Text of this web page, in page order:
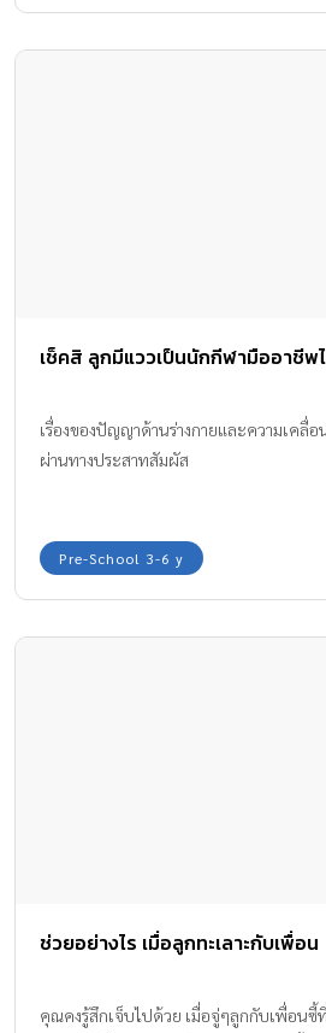
เช็คสิ ลูกมีแววเป็นนักกีฬามืออาชีพ
เรื่องของปัญญาด้านร่างกายและความเคลื่อ
ผ่านทางประสาทสัมผัส
Pre-School 3-6 y
ช่วยอย่างไร เมื่อลูกทะเลาะกับเพื่อน
คุณคงรู้สึกเจ็บไปด้วย เมื่อจู่ๆลูกกับเพื่อนซี้